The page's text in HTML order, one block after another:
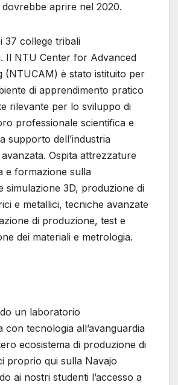
aprire nel 2020.
37 college tribali
Il NTU Center for Advanced
(NTUCAM) è stato istituito per
di apprendimento pratico
rilevante per lo sviluppo di
professionale scientifica e
supporto dell’industria
Ospita attrezzature
e formazione sulla
simulazione 3D, produzione di
e metallici, tecniche avanzate
di produzione, test e
dei materiali e metrologia.
un laboratorio
con tecnologia all’avanguardia
ecosistema di produzione di
proprio qui sulla Navajo
ai nostri studenti l’accesso a